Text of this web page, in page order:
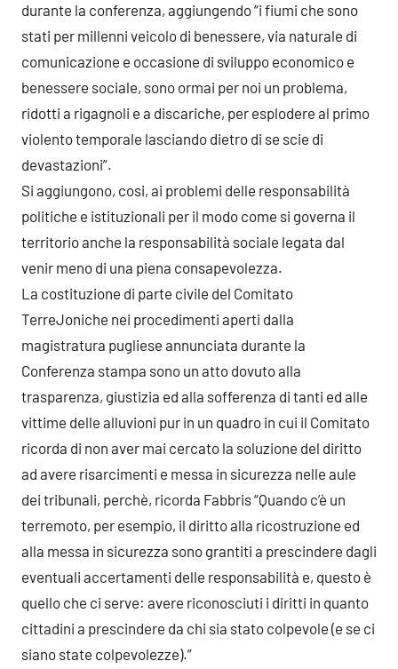
durante la conferenza, aggiungendo “i fiumi che sono
stati per millenni veicolo di benessere, via naturale di
comunicazione e occasione di sviluppo economico e
benessere sociale, sono ormai per noi un problema,
ridotti a rigagnoli e a discariche, per esplodere al primo
violento temporale lasciando dietro di se scie di
devastazioni”.
Si aggiungono, cosi, ai problemi delle responsabilità
politiche e istituzionali per il modo come si governa il
territorio anche la responsabilità sociale legata dal
venir meno di una piena consapevolezza.
La costituzione di parte civile del Comitato
TerreJoniche nei procedimenti aperti dalla
magistratura pugliese annunciata durante la
Conferenza stampa sono un atto dovuto alla
trasparenza, giustizia ed alla sofferenza di tanti ed alle
vittime delle alluvioni pur in un quadro in cui il Comitato
ricorda di non aver mai cercato la soluzione del diritto
ad avere risarcimenti e messa in sicurezza nelle aule
dei tribunali, perchè, ricorda Fabbris “Quando c’è un
terremoto, per esempio, il diritto alla ricostruzione ed
alla messa in sicurezza sono grantiti a prescindere dagli
eventuali accertamenti delle responsabilità e, questo è
quello che ci serve: avere riconosciuti i diritti in quanto
cittadini a prescindere da chi sia stato colpevole (e se ci
siano state colpevolezze).”